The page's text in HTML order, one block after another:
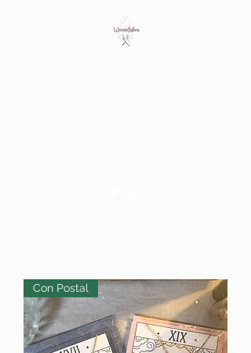
WiccanSisters
Con Postal